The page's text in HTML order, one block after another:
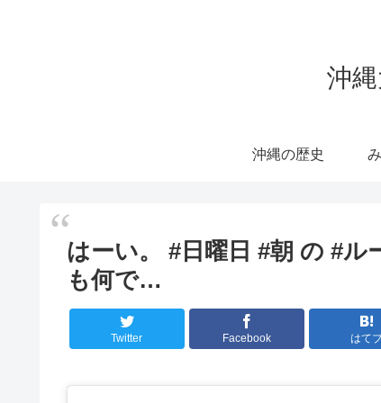
沖
沖縄の歴史
はーい。 #日曜日 #朝 の #
も何で…
Twitter Facebook はて